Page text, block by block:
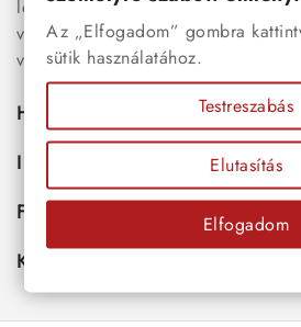
legújabb trendeket követő, mégis
választhatsz – legyen szó
viseletről vagy különleges
Hasznos
Információk
Fiókod
Kapcsolat
Az „Elfogadom” gombra
sütik használatához.
Testreszabás
Elutasítás
Elfogadom